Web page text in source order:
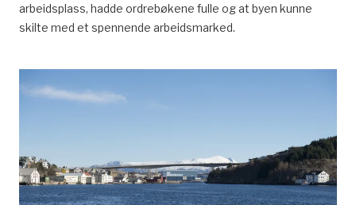
arbeidsplass, hadde ordrebøkene fulle og at byen kunne
skilte med et spennende arbeidsmarked.